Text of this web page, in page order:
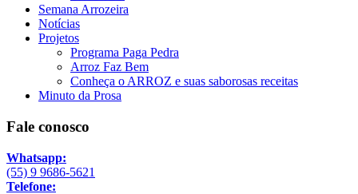
Semana Arrozeira
Notícias
Projetos
Programa Paga Pedra
Arroz Faz Bem
Conheça o ARROZ e suas saborosas receitas
Minuto da Prosa
Fale conosco
Whatsapp:
(55) 9 9686-5621
Telefone: